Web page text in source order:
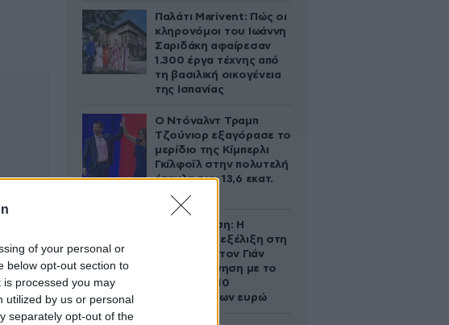
of your personal or
below opt-out section to
processed you may
utilized by us or personal
separately opt-out of the
Παλάτι Marivent: Πώς οι
κληρονόμοι του Ιωάννη
Σαριδάκη αφαίρεσαν
1.300 έργα τέχνης από
τη βασιλική οικογένεια
της Ισπανίας
Ο Ντόναλντ Τραμπ
Τζούνιορ εξαγόρασε το
μερίδιο της Κίμπερλι
Γκίλφοϊλ στην πολυτελή
έπαυλη των 13,6 εκατ.
δολαρίων
Αθηνά Ωνάση: Η
απρόσμενη εξέλιξη στη
διαμάχη με τον Γιάν
Τοπς – Η κίνηση με το
άλογο των 10
εκατομμυρίων ευρώ